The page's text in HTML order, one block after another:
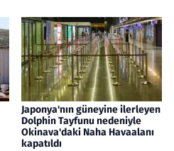
Japonya'nın güneyine ilerleyen
Dolphin Tayfunu nedeniyle
Okinava'daki Naha Havaalanı
kapatıldı